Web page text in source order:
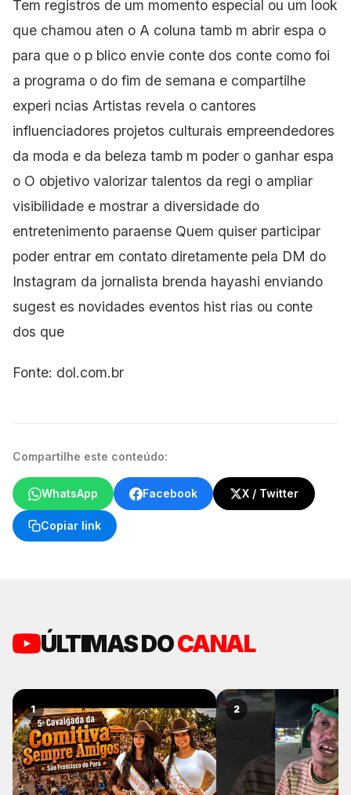
Tem registros de um momento especial ou um look
que chamou aten o A coluna tamb m abrir espa o
para que o p blico envie conte dos conte como foi
a programa o do fim de semana e compartilhe
experi ncias Artistas revela o cantores
influenciadores projetos culturais empreendedores
da moda e da beleza tamb m poder o ganhar espa
o O objetivo valorizar talentos da regi o ampliar
visibilidade e mostrar a diversidade do
entretenimento paraense Quem quiser participar
poder entrar em contato diretamente pela DM do
Instagram da jornalista brenda hayashi enviando
sugest es novidades eventos hist rias ou conte
dos que
Fonte: dol.com.br
Compartilhe este conteúdo:
WhatsApp Facebook X / Twitter
Copiar link
ÚLTIMAS DOCANAL
1 2